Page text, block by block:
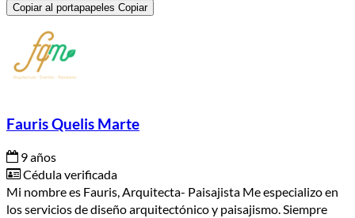
Copiar al portapapeles Copiar
Fauris Quelis Marte
9 años
Cédula verificada
Mi nombre es Fauris, Arquitecta- Paisajista Me especializo en
los servicios de diseño arquitectónico y paisajismo. Siempre